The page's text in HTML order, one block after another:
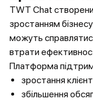
TWT Chat
зростанням
можуть
втрати
Платформа
зростання
збільшення